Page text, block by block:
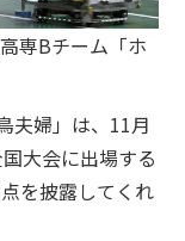
専Bチーム「ホ
夫婦」は、11月
大会に出場する
を披露してくれ